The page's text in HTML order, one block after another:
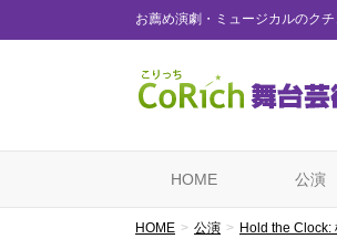
お薦め演劇・ミュージカルのク
HOME 公演
HOME 公演 Hold the Clock: